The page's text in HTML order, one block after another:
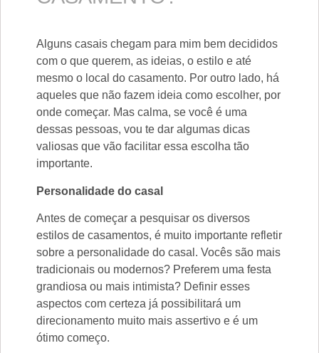
Alguns casais chegam para mim bem decididos
com o que querem, as ideias, o estilo e até
mesmo o local do casamento. Por outro lado, há
aqueles que não fazem ideia como escolher, por
onde começar. Mas calma, se você é uma
dessas pessoas, vou te dar algumas dicas
valiosas que vão facilitar essa escolha tão
importante.
Personalidade do casal
Antes de começar a pesquisar os diversos
estilos de casamentos, é muito importante refletir
sobre a personalidade do casal. Vocês são mais
tradicionais ou modernos? Preferem uma festa
grandiosa ou mais intimista? Definir esses
aspectos com certeza já possibilitará um
direcionamento muito mais assertivo e é um
ótimo começo.